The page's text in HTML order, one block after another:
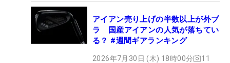
アイアン売り上げの半数以上が外ブ
ラ 国産アイアンの人気が落ちてい
る？ #週間ギアランキング
2026年7月30日 (木) 18時00分 11